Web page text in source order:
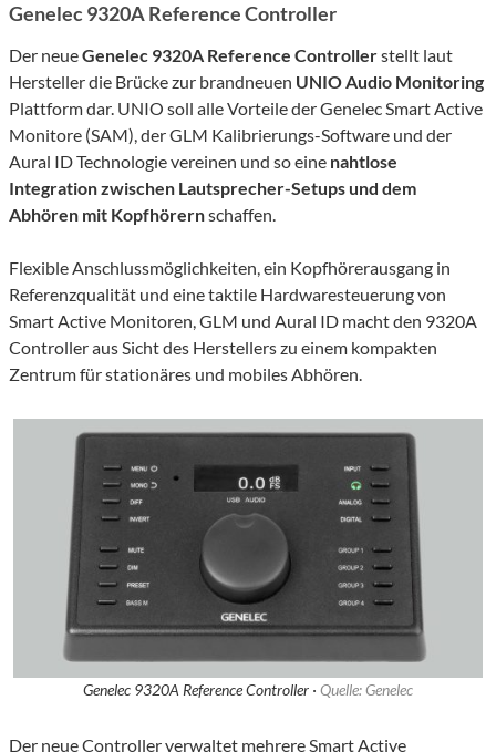
Genelec 9320A Reference Controller
Der neueGenelec 9320A Reference Controllerstellt laut
Hersteller die Brücke zur brandneuen UNIO Audio Monitoring
Plattform dar. UNIO soll alle Vorteile der Genelec Smart Active
Monitore (SAM), der GLM Kalibrierungs-Software und der
Aural ID Technologie vereinen und so eine nahtlose
Integration zwischen Lautsprecher-Setups und dem
Abhören mit Kopfhörernschaffen.
Flexible Anschlussmöglichkeiten, ein Kopfhörerausgang in
Referenzqualität und eine taktile Hardwaresteuerung von
Smart Active Monitoren, GLM und Aural ID macht den 9320A
Controller aus Sicht des Herstellers zu einem kompakten
Zentrum für stationäres und mobiles Abhören.
Genelec 9320A Reference Controller · Quelle: Genelec
Der neue Controllerverwaltet mehrere Smart Active